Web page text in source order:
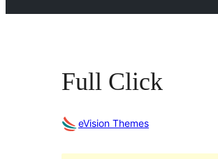
Full Click
eVision Themes